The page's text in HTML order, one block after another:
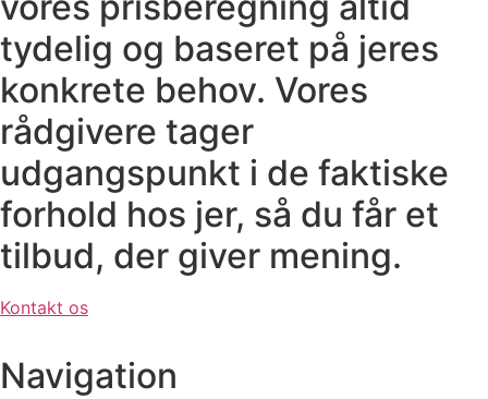
tydelig og baseret på jeres
konkrete behov. Vores
rådgivere tager
udgangspunkt i de faktiske
forhold hos jer, så du får et
tilbud, der giver mening.
Kontakt os
Navigation